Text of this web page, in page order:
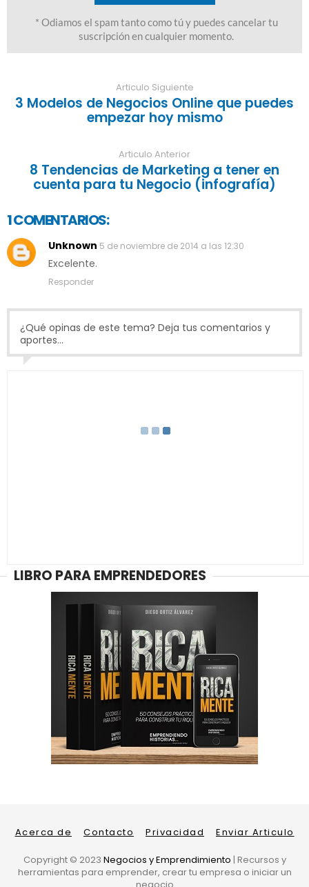
Articulo Siguiente
3 Modelos de Negocios Online que puedes
empezar hoy mismo
Articulo Anterior
8 Tendencias de Marketing a tener en
cuenta para tu Negocio (infografía)
1 COMENTARIOS:
Unknown 5 de noviembre de 2014 a las 12:30
Excelente.
Responder
¿Qué opinas de este tema? Deja tus comentarios y
aportes...
LIBRO PARA EMPRENDEDORES
Acerca de Contacto Privacidad Enviar Articulo
Copyright © 2023 Negocios y Emprendimiento | Recursos y
herramientas para emprender, crear tu empresa o iniciar un